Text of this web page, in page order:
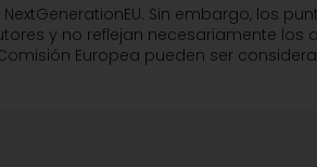
Sin embargo, los
y no reflejan necesariamente los
Europea pueden ser